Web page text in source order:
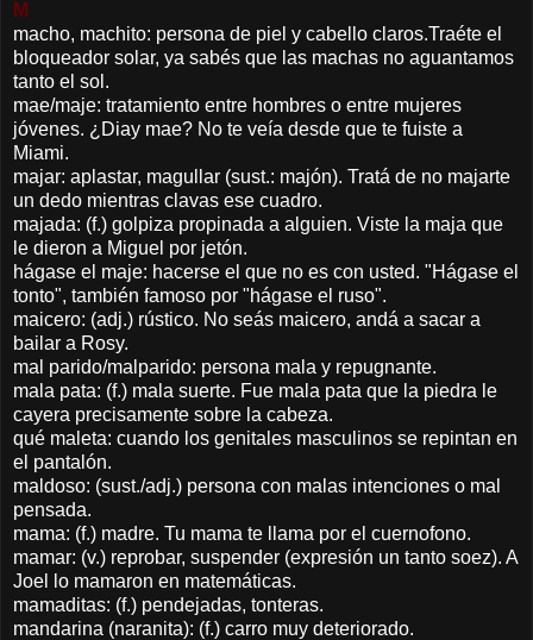
M
macho, machito: persona de piel y cabello claros.Traéte el
bloqueador solar, ya sabés que las machas no aguantamos
tanto el sol.
mae/maje: tratamiento entre hombres o entre mujeres
jóvenes. ¿Diay mae? No te veía desde que te fuiste a
Miami.
majar: aplastar, magullar (sust.: majón). Tratá de no majarte
un dedo mientras clavas ese cuadro.
majada: (f.) golpiza propinada a alguien. Viste la maja que
le dieron a Miguel por jetón.
hágase el maje: hacerse el que no es con usted. "Hágase el
tonto", también famoso por "hágase el ruso".
maicero: (adj.) rústico. No seás maicero, andá a sacar a
bailar a Rosy.
mal parido/malparido: persona mala y repugnante.
mala pata: (f.) mala suerte. Fue mala pata que la piedra le
cayera precisamente sobre la cabeza.
qué maleta: cuando los genitales masculinos se repintan en
el pantalón.
maldoso: (sust./adj.) persona con malas intenciones o mal
pensada.
mama: (f.) madre. Tu mama te llama por el cuernofono.
mamar: (v.) reprobar, suspender (expresión un tanto soez). A
Joel lo mamaron en matemáticas.
mamaditas: (f.) pendejadas, tonteras.
mandarina (naranita): (f.) carro muy deteriorado.